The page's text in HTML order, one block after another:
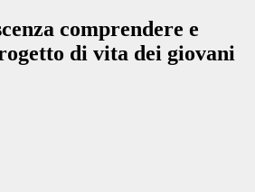
comprendere e
di vita dei giovani